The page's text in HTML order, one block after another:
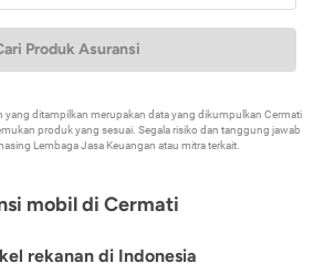
Produk Asuransi
yang ditampilkan merupakan data yang dikumpulkan Cermati
produk yang sesuai. Segala risiko dan tanggung jawab
Lembaga Jasa Keuangan atau mitra terkait.
mobil di Cermati
rekanan di Indonesia